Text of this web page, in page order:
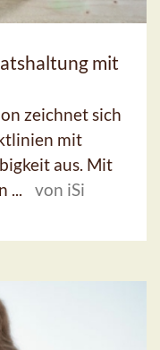
mit
zeichnet sich
mit
aus. Mit
...
von iSi